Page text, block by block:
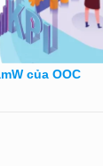
của OOC